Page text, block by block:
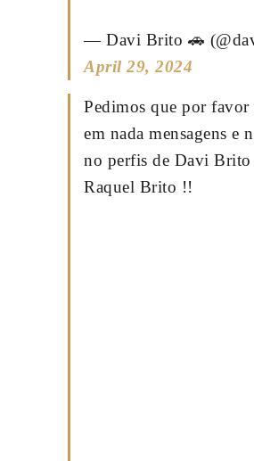
— Davi Brito 🚗
April 29, 2024
Pedimos que por favor
em nada mensagens e
no perfis de Davi Brito
Raquel Brito !!